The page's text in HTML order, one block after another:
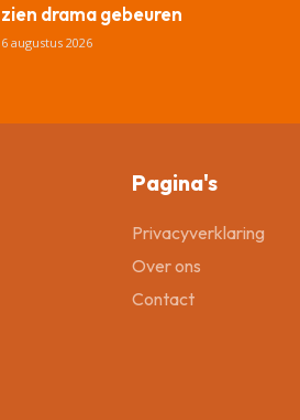
zien drama gebeuren
6 augustus 2026
Pagina's
Privacyverklaring
Over ons
Contact